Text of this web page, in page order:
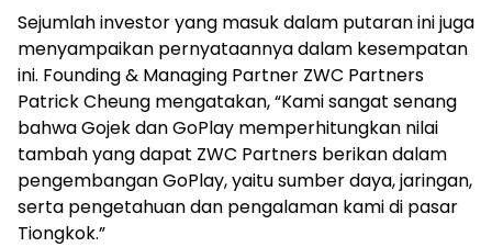
Sejumlah investor yang masuk dalam putaran ini juga
menyampaikan pernyataannya dalam kesempatan
ini. Founding & Managing Partner ZWC Partners
Patrick Cheung mengatakan, “Kami sangat senang
bahwa Gojek dan GoPlay memperhitungkan nilai
tambah yang dapat ZWC Partners berikan dalam
pengembangan GoPlay, yaitu sumber daya, jaringan,
serta pengetahuan dan pengalaman kami di pasar
Tiongkok.”